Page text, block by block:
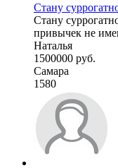
Стану
Стану
привычек не
Наталья
1500000 руб.
Самара
1580